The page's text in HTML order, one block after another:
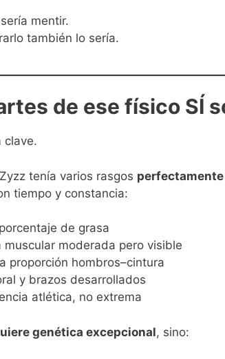
mentir.
también lo sería.
de ese físico SÍ
clave.
tenía varios rasgos
tiempo y constancia:
de grasa
muscular moderada pero visible
proporción hombros–cintura
y brazos desarrollados
atlética, no extrema
genética excepcional, sino: